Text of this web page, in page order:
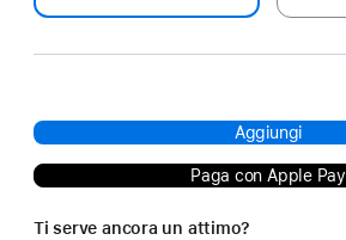
Aggiungi
Paga con Apple Pay
Ti serve ancora un attimo?